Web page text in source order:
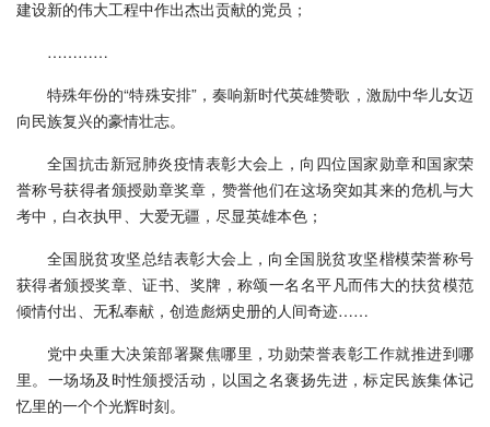
建设新的伟大工程中作出杰出贡献的党员；
…………
特殊年份的“特殊安排”，奏响新时代英雄赞歌，激励中华儿女迈
向民族复兴的豪情壮志。
全国抗击新冠肺炎疫情表彰大会上，向四位国家勋章和国家荣
誉称号获得者颁授勋章奖章，赞誉他们在这场突如其来的危机与大
考中，白衣执甲、大爱无疆，尽显英雄本色；
全国脱贫攻坚总结表彰大会上，向全国脱贫攻坚楷模荣誉称号
获得者颁授奖章、证书、奖牌，称颂一名名平凡而伟大的扶贫模范
倾情付出、无私奉献，创造彪炳史册的人间奇迹……
党中央重大决策部署聚焦哪里，功勋荣誉表彰工作就推进到哪
里。一场场及时性颁授活动，以国之名褒扬先进，标定民族集体记
忆里的一个个光辉时刻。